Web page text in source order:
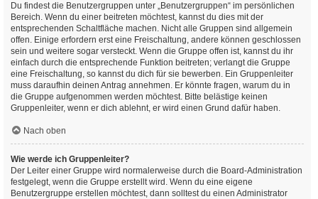
Du findest die Benutzergruppen unter „Benutzergruppen“ im persönlichen
Bereich. Wenn du einer beitreten möchtest, kannst du dies mit der
entsprechenden Schaltfläche machen. Nicht alle Gruppen sind allgemein
offen. Einige erfordern erst eine Freischaltung, andere können geschlossen
sein und weitere sogar versteckt. Wenn die Gruppe offen ist, kannst du ihr
einfach durch die entsprechende Funktion beitreten; verlangt die Gruppe
eine Freischaltung, so kannst du dich für sie bewerben. Ein Gruppenleiter
muss daraufhin deinen Antrag annehmen. Er könnte fragen, warum du in
die Gruppe aufgenommen werden möchtest. Bitte belästige keinen
Gruppenleiter, wenn er dich ablehnt, er wird einen Grund dafür haben.
Nach oben
Wie werde ich Gruppenleiter?
Der Leiter einer Gruppe wird normalerweise durch die Board-Administration
festgelegt, wenn die Gruppe erstellt wird. Wenn du eine eigene
Benutzergruppe erstellen möchtest, dann solltest du einen Administrator